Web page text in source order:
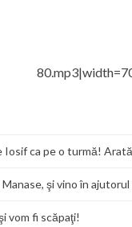
ca pe o turmă!
şi vino în
vom fi scăpaţi!